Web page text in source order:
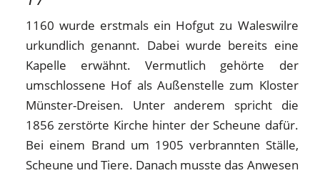
1160 wurde erstmals ein Hofgut zu Waleswilre
urkundlich genannt. Dabei wurde bereits eine
Kapelle erwähnt. Vermutlich gehörte der
umschlossene Hof als Außenstelle zum Kloster
Münster-Dreisen. Unter anderem spricht die
1856 zerstörte Kirche hinter der Scheune dafür.
Bei einem Brand um 1905 verbrannten Ställe,
Scheune und Tiere. Danach musste das Anwesen